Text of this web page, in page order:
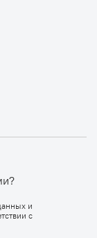
и
с